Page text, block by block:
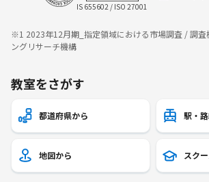
IS 655602 / ISO 27001
※1 2023年12月期_指定領域における市場調査 / 調査
ングリサーチ機構
教室をさがす
都道府県から 駅・
地図から スク